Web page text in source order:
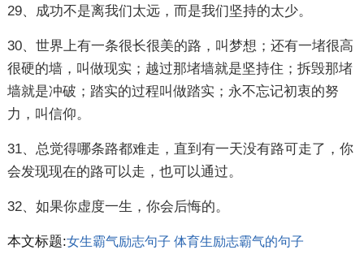
29、成功不是离我们太远，而是我们坚持的太少。
30、世界上有一条很长很美的路，叫梦想；还有一堵很高
很硬的墙，叫做现实；越过那堵墙就是坚持住；拆毁那堵
墙就是冲破；踏实的过程叫做踏实；永不忘记初衷的努
力，叫信仰。
31、总觉得哪条路都难走，直到有一天没有路可走了，你
会发现现在的路可以走，也可以通过。
32、如果你虚度一生，你会后悔的。
本文标题:女生霸气励志句子 体育生励志霸气的句子